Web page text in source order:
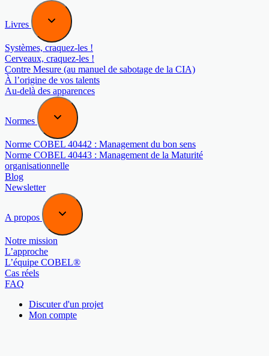
Livres
Systèmes, craquez-les !
Cerveaux, craquez-les !
Contre Mesure (au manuel de sabotage de la CIA)
À l’origine de vos talents
Au-delà des apparences
Normes
Norme COBEL 40442 : Management du bon sens
Norme COBEL 40443 : Management de la Maturité
organisationnelle
Blog
Newsletter
A propos
Notre mission
L’approche
L’équipe COBEL®
Cas réels
FAQ
Discuter d'un projet
Mon compte